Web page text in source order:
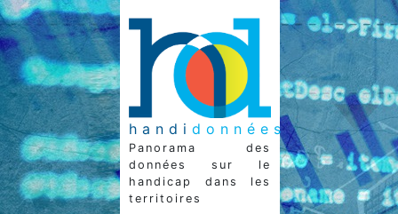
handi données
Panorama des
données sur le
handicap dans les
territoires